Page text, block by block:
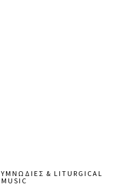
ΥΜΝΩΔΊΕΣ & LITURGICAL
MUSIC